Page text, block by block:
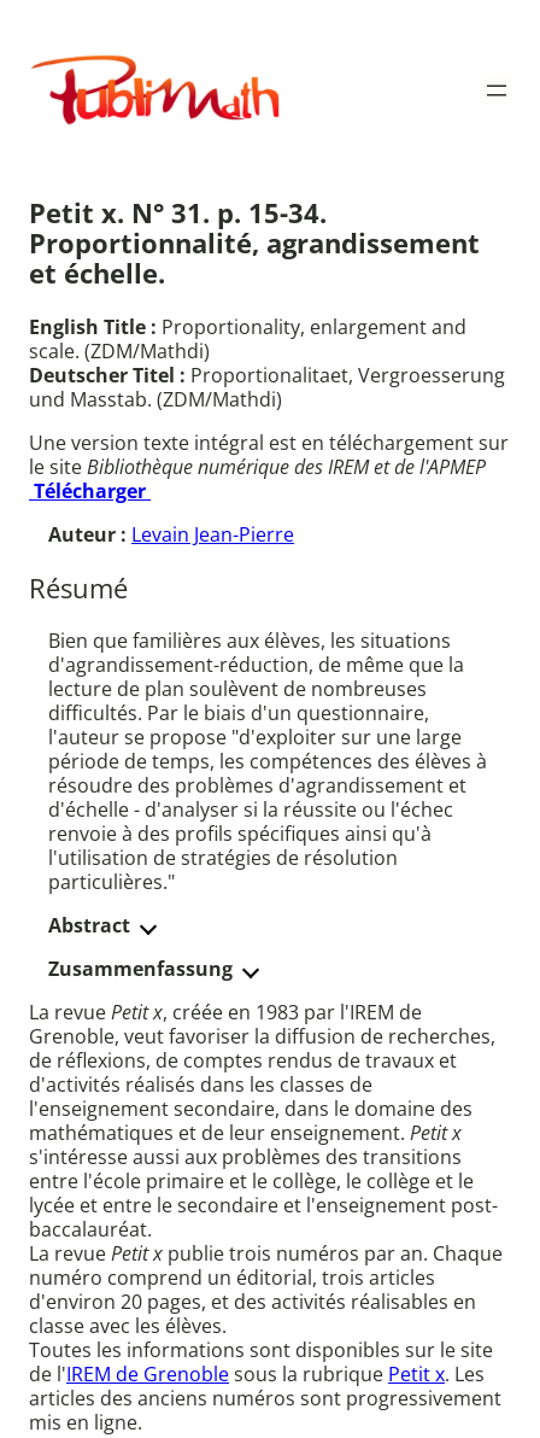
contenu
Publimath
Petit x. N° 31. p. 15-34.
Proportionnalité, agrandissement
et échelle.
English Title : Proportionality, enlargement and
scale. (ZDM/Mathdi)
Deutscher Titel : Proportionalitaet, Vergroesserung
und Masstab. (ZDM/Mathdi)
Une version texte intégral est en téléchargement sur
le siteBibliothèque numérique des IREM et de l'APMEP
Télécharger
Auteur : Levain Jean-Pierre
Résumé
Bien que familières aux élèves, les situations
d'agrandissement-réduction, de même que la
lecture de plan soulèvent de nombreuses
difficultés. Par le biais d'un questionnaire,
l'auteur se propose "d'exploiter sur une large
période de temps, les compétences des élèves à
résoudre des problèmes d'agrandissement et
d'échelle - d'analyser si la réussite ou l'échec
renvoie à des profils spécifiques ainsi qu'à
l'utilisation de stratégies de résolution
particulières."
Abstract
Zusammenfassung
La revuePetit x, créée en 1983 par l'IREM de
Grenoble, veut favoriser la diffusion de recherches,
de réflexions, de comptes rendus de travaux et
d'activités réalisés dans les classes de
l'enseignement secondaire, dans le domaine des
mathématiques et de leur enseignement. Petit x
s'intéresse aussi aux problèmes des transitions
entre l'école primaire et le collège, le collège et le
lycée et entre le secondaire et l'enseignement post-
baccalauréat.
La revuePetit x publie trois numéros par an. Chaque
numéro comprend un éditorial, trois articles
d'environ 20 pages, et des activités réalisables en
classe avec les élèves.
Toutes les informations sont disponibles sur le site
de l'IREM de Grenoblesous la rubrique Petit x. Les
articles des anciens numéros sont progressivement
mis en ligne.